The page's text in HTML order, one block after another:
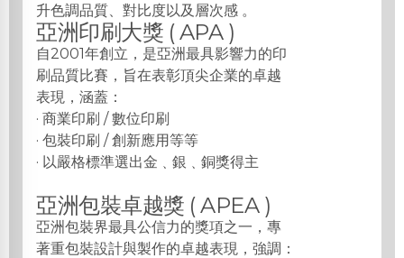
升色調品質、對比度以及層次感 。
亞洲印刷大獎 ( APA )
自2001年創立，是亞洲最具影響力的印
刷品質比賽，旨在表彰頂尖企業的卓越
表現，涵蓋：
· 商業印刷 / 數位印刷
· 包裝印刷 / 創新應用等等
· 以嚴格標準選出金﹑銀﹑銅獎得主
亞洲包裝卓越獎 ( APEA )
亞洲包裝界最具公信力的獎項之一，專
著重包裝設計與製作的卓越表現，強調：